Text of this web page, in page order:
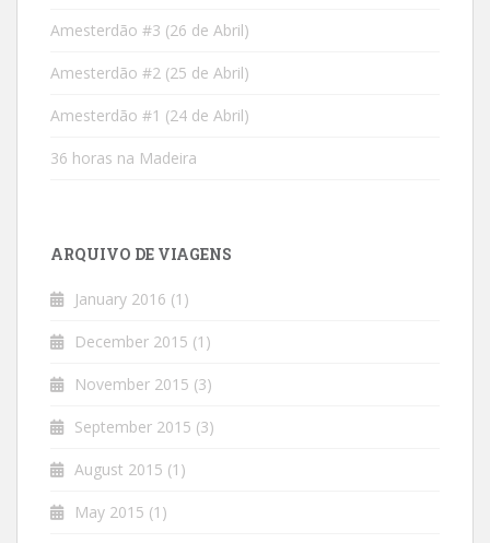
Amesterdão #3 (26 de Abril)
Amesterdão #2 (25 de Abril)
Amesterdão #1 (24 de Abril)
36 horas na Madeira
ARQUIVO DE VIAGENS
January 2016 (1)
December 2015 (1)
November 2015 (3)
September 2015 (3)
August 2015 (1)
May 2015 (1)